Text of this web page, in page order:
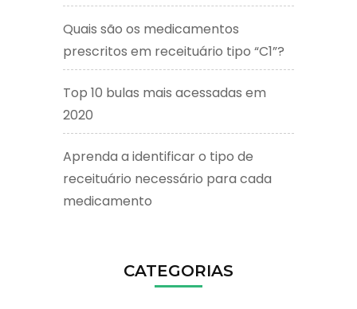
Quais são os medicamentos
prescritos em receituário tipo “C1”?
Top 10 bulas mais acessadas em
2020
Aprenda a identificar o tipo de
receituário necessário para cada
medicamento
CATEGORIAS